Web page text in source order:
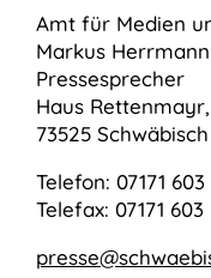
Amt für Medien
Markus Herrmann
Pressesprecher
Haus
73525
Telefon: 07171 603
Telefax: 07171 603